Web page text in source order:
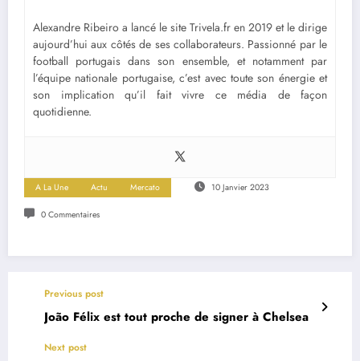
Alexandre Ribeiro a lancé le site Trivela.fr en 2019 et le dirige
aujourd’hui aux côtés de ses collaborateurs. Passionné par le
football portugais dans son ensemble, et notamment par
l’équipe nationale portugaise, c’est avec toute son énergie et
son implication qu’il fait vivre ce média de façon
quotidienne.
A La Une Actu Mercato 10 Janvier 2023
0 Commentaires
Previous post
João Félix est tout proche de signer à Chelsea
Next post